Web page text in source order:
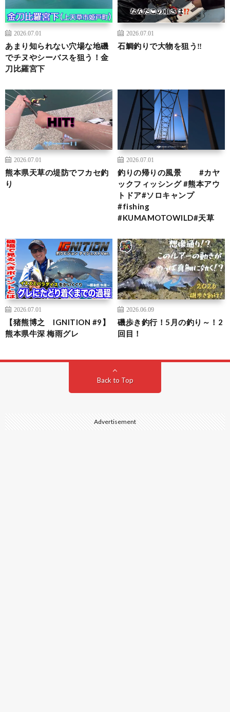
2026.07.01
あまり知られない穴場な地磯
でチヌやシーバスを狙う！金
刀比羅宮下
2026.07.01
石鯛釣りで大物を狙う‼️
2026.07.01
熊本県天草の堤防でフカセ釣
り
2026.07.01
釣りの帰りの風景 #カヤ
ックフィッシング #熊本アウ
トドア#ソロキャンプ
#fishing
#KUMAMOTOWILD#天草
2026.07.01
【猪熊博之 IGNITION #9】
熊本県牛深 梅雨グレ
2026.06.09
磯歩き釣行！5月の釣り～！2
回目！
Back to Top
Advertisement